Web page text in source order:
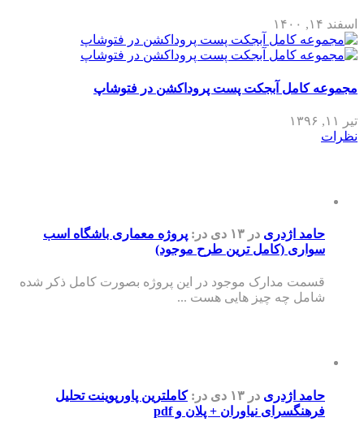
اسفند ۱۴, ۱۴۰۰
مجموعه کامل آبجکت پست پروداکشن در فتوشاپ
تیر ۱۱, ۱۳۹۶
نظرات
حامد اژدری در ۱۳ دی در: پروژه معماری باشگاه اسب
سواری (کامل ترین طرح موجود)
قسمت مدارک موجود در این پروژه بصورت کامل ذکر شده
شامل چه چیز هایی هست ...
حامد اژدری در ۱۳ دی در:کاملترین پاورپوینت تحلیل
فرهنگسرای نیاوران + پلان و pdf